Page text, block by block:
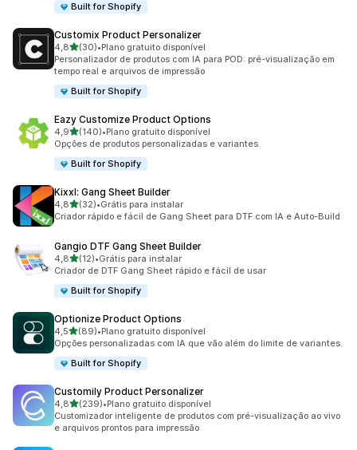
Built for Shopify
Customix Product Personalizer
4,8de 5 estrelas
(30)
30 avaliações ao todo
•Plano gratuito disponível
Personalizador de produtos com IA para POD: pré-visualização em
tempo real e arquivos de impressão
Built for Shopify
Eazy Customize Product Options
4,9de 5 estrelas
(140)
140 avaliações ao todo
•Plano gratuito disponível
Opções de produtos personalizadas e variantes.
Built for Shopify
Kixxl: Gang Sheet Builder
4,8de 5 estrelas
(32)
32 avaliações ao todo
•Grátis para instalar
Criador rápido e fácil de Gang Sheet para DTF com IA e Auto-Build
Gangio DTF Gang Sheet Builder
4,8de 5 estrelas
(12)
12 avaliações ao todo
•Grátis para instalar
Criador de DTF Gang Sheet rápido e fácil de usar
Built for Shopify
Optionize Product Options
4,5de 5 estrelas
(89)
89 avaliações ao todo
•Plano gratuito disponível
Opções personalizadas com IA que vão além do limite de variantes.
Built for Shopify
Customily Product Personalizer
4,8de 5 estrelas
(239)
239 avaliações ao todo
•Plano gratuito disponível
Customizador inteligente de produtos com pré-visualização ao vivo
e arquivos prontos para impressão